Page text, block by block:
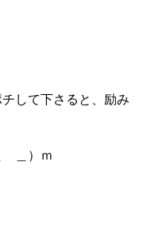
して下さると、励み
＿）ｍ